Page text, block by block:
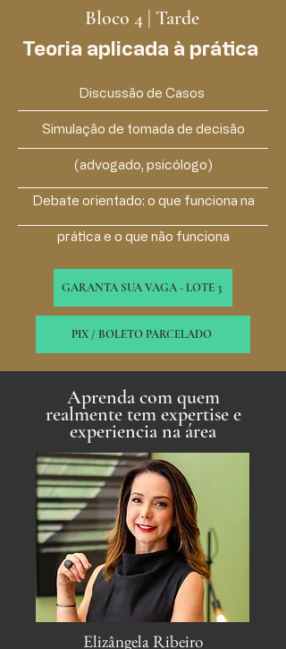
Bloco 4 | Tarde
Teoria aplicada à prática
Discussão de Casos
Simulação de tomada de decisão
(advogado, psicólogo)
Debate orientado: o que funciona na
prática e o que não funciona
GARANTA SUA VAGA - LOTE 3
PIX / BOLETO PARCELADO
Aprenda com quem
realmente tem expertise e
experiencia na área
Elizângela Ribeiro